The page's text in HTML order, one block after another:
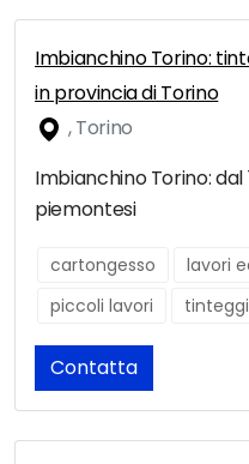
Imbianchino Torino:
in provincia di Torino
, Torino
Imbianchino Torino:
piemontesi
cartongesso lavori
piccoli lavori
Contatta